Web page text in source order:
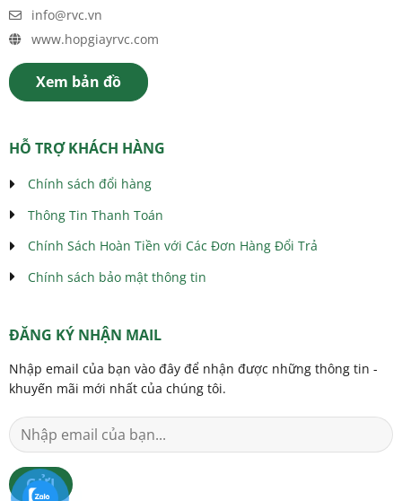
info@rvc.vn
www.hopgiayrvc.com
Xem bản đồ
HỖ TRỢ KHÁCH HÀNG
Chính sách đổi hàng
Thông Tin Thanh Toán
Chính Sách Hoàn Tiền với Các Đơn Hàng Đổi Trả
Chính sách bảo mật thông tin
ĐĂNG KÝ NHẬN MAIL
Nhập email của bạn vào đây để nhận được những thông tin -
khuyến mãi mới nhất của chúng tôi.